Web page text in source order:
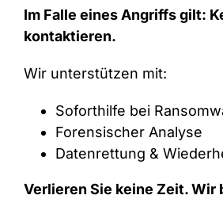
Im Falle eines Angriffs gilt:
kontaktieren.
Wir unterstützen mit:
Soforthilfe bei
Forensischer Analyse
Datenrettung &
Verlieren Sie keine Zeit. Wir